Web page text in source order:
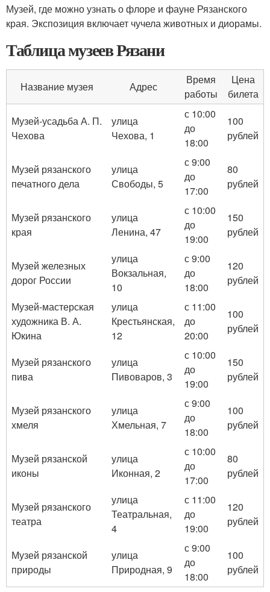
Музей, где можно узнать о флоре и фауне Рязанского
края. Экспозиция включает чучела животных и диорамы.
Таблица музеев Рязани
Название музея Адрес
Время
работы
Цена
билета
Музей-усадьба А. П.
Чехова
улица
Чехова, 1
с 10:00
до
18:00
100
рублей
Музей рязанского
печатного дела
улица
Свободы, 5
с 9:00
до
17:00
80
рублей
Музей рязанского
края
улица
Ленина, 47
с 10:00
до
19:00
150
рублей
Музей железных
дорог России
улица
Вокзальная,
10
с 9:00
до
18:00
120
рублей
Музей-мастерская
художника В. А.
Юкина
улица
Крестьянская,
12
с 11:00
до
20:00
100
рублей
Музей рязанского
пива
улица
Пивоваров, 3
с 10:00
до
19:00
150
рублей
Музей рязанского
хмеля
улица
Хмельная, 7
с 9:00
до
18:00
100
рублей
Музей рязанской
иконы
улица
Иконная, 2
с 10:00
до
17:00
80
рублей
Музей рязанского
театра
улица
Театральная,
4
с 11:00
до
19:00
120
рублей
Музей рязанской
природы
улица
Природная, 9
с 9:00
до
18:00
100
рублей